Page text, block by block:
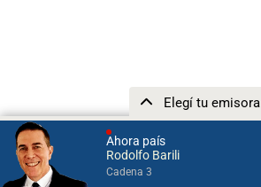
Ahora país
Rodolfo Barili
Cadena 3
Elegí tu emisora